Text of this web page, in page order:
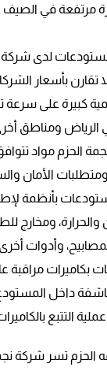
مرتفعة في الصيف
لدى
تقارن بأسعار
كبيرة على سرعة
الرياض ومناطق
الحزم مواد
الأمان
بأنظمة
ومخارج
وأدوات
بكاميرات مراقبة
داخل
التتبع
تسر شركة